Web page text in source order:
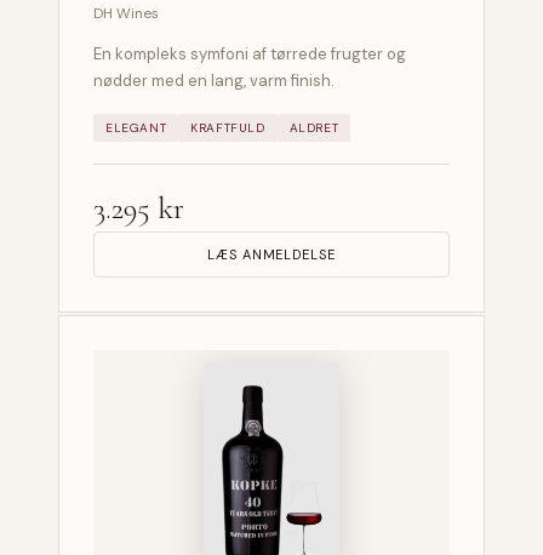
DH Wines
En kompleks symfoni af tørrede frugter og
nødder med en lang, varm finish.
ELEGANT KRAFTFULD ALDRET
3.295 kr
LÆS ANMELDELSE